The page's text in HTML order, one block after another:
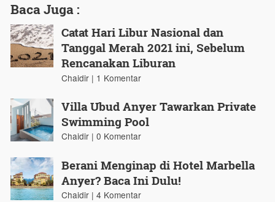
Baca Juga :
Catat Hari Libur Nasional dan
Tanggal Merah 2021 ini, Sebelum
Rencanakan Liburan
Chaidir | 1 Komentar
Villa Ubud Anyer Tawarkan Private
Swimming Pool
Chaidir | 0 Komentar
Berani Menginap di Hotel Marbella
Anyer? Baca Ini Dulu!
Chaidir | 4 Komentar